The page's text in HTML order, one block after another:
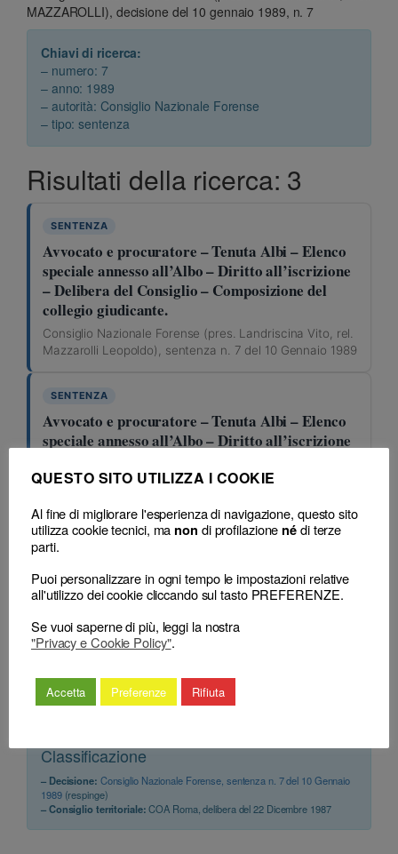
MAZZAROLLI), decisione del 10 gennaio 1989, n. 7
Chiavi di ricerca:
– numero: 7
– anno: 1989
– autorità: Consiglio Nazionale Forense
– tipo: sentenza
Risultati della ricerca: 3
SENTENZA
Avvocato e procuratore – Tenuta Albi – Elenco
speciale annesso all’Albo – Diritto all’iscrizione
– Delibera del Consiglio – Composizione del
collegio giudicante.
Consiglio Nazionale Forense (pres. Landriscina Vito, rel.
Mazzarolli Leopoldo), sentenza n. 7 del 10 Gennaio 1989
SENTENZA
Avvocato e procuratore – Tenuta Albi – Elenco
speciale annesso all’Albo – Diritto all’iscrizione
dell’atto.
Mazzarolli Leopoldo), sentenza n. 7 del 10 Gennaio 1989
Avvocato e procuratore – Tenuta Albi – Elenco
– Requisiti – Dipendente Sip – Incompatibilità –
Cancellazione.
Mazzarolli Leopoldo), sentenza n. 7 del 10 Gennaio 1989
Classificazione
– Decisione: Consiglio Nazionale Forense, sentenza n. 7 del 10 Gennaio
1989(respinge)
– Consiglio territoriale:COA Roma, delibera del 22 Dicembre 1987
QUESTO SITO UTILIZZA I COOKIE
Al fine di migliorare l'esperienza di navigazione, questo sito
utilizza cookie tecnici, ma non di profilazione nédi terze
parti.
Puoi personalizzare in ogni tempo le impostazioni relative
all'utilizzo dei cookie cliccando sul tasto PREFERENZE.
Se vuoi saperne di più, leggi la nostra
"Privacy e Cookie Policy".
Accetta Preferenze Rifiuta